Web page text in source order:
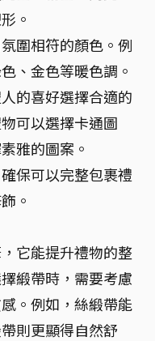
。
圍相符的顏色。例
、金色等暖色調。
的喜好選擇合適的
可以選擇卡通圖
雅的圖案。
保可以完整包裹禮
。
它能提升禮物的整
緞帶時，需要考慮
。例如，絲緞帶能
則更顯得自然舒